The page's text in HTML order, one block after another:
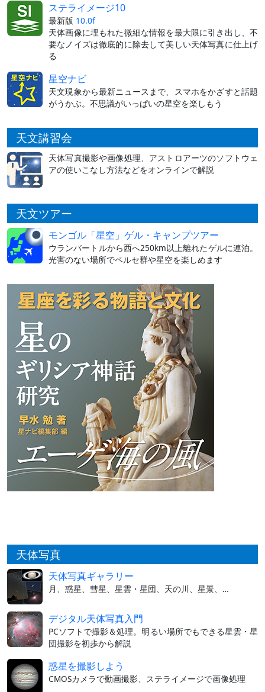
ステライメージ10
最新版 10.0f
天体画像に埋もれた微細な情報を最大限に引き出し、不
要なノイズは徹底的に除去して美しい天体写真に仕上げ
る
星空ナビ
天文現象から最新ニュースまで、スマホをかざすと話題
がうかぶ。不思議がいっぱいの星空を楽しもう
天文講習会
天体写真撮影や画像処理、アストロアーツのソフトウェ
アの使いこなし方法などをオンラインで解説
天文ツアー
モンゴル「星空」ゲル・キャンプツアー
ウランバートルから西へ250km以上離れたゲルに連泊。
光害のない場所でペルセ群や星空を楽しめます
天体写真
天体写真ギャラリー
月、惑星、彗星、星雲・星団、天の川、星景、…
デジタル天体写真入門
PCソフトで撮影＆処理。明るい場所でもできる星雲・星
団撮影を初歩から解説
惑星を撮影しよう
CMOSカメラで動画撮影、ステライメージで画像処理